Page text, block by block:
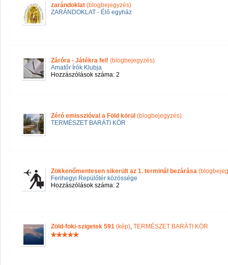
zarándoklat (blogbejegyzés)
ZARÁNDOKLAT - Élő egyház
Záróra - Játékra fel! (blogbejegyzés)
Amatőr Írók Klubja
Hozzászólások száma: 2
Zéró emisszióval a Föld körül (blogbejegyzés)
TERMÉSZET BARÁTI KÖR
Zökkenőmentesen sikerült az 1. terminál bezárása
Ferihegyi Repülőtér közössége
Hozzászólások száma: 2
Zöld-foki-szigetek 591 (kép), TERMÉSZET BARÁTI KÖR